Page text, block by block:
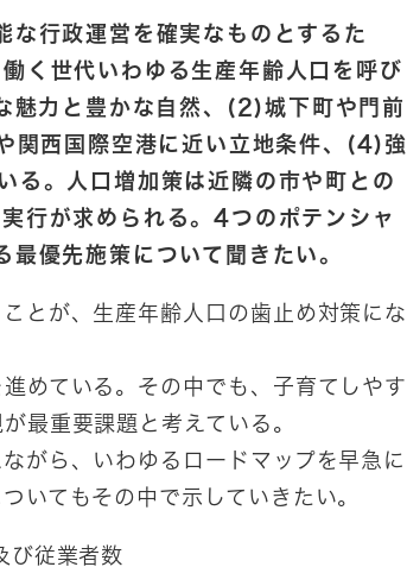
な行政運営を確実なものとするた
く世代いわゆる生産年齢人口を呼び
魅力と豊かな自然、(2)城下町や門前
関西国際空港に近い立地条件、(4)強
る。
人口増加策は近隣の市や町との
行が求められる。4つのポテンシャ
優先施策について聞きたい。
とが、生産年齢人口の歯止め対策にな
めている。その中でも、子育てしやす
最重要課題と考えている。
がら、いわゆるロードマップを早急に
いてもその中で示していきたい。
び従業者数